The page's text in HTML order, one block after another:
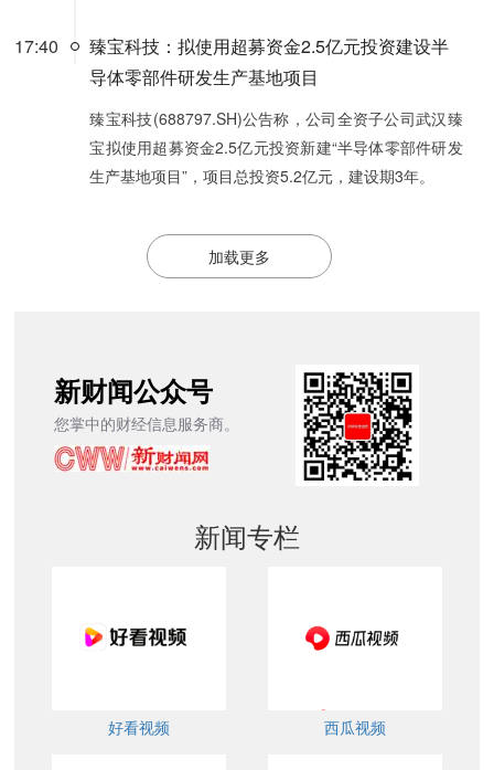
17:40
臻宝科技：拟使用超募资金2.5亿元投资建设半
导体零部件研发生产基地项目
臻宝科技(688797.SH)公告称，公司全资子公司武汉臻
宝拟使用超募资金2.5亿元投资新建“半导体零部件研发
生产基地项目”，项目总投资5.2亿元，建设期3年。
加载更多
新财闻公众号
您掌中的财经信息服务商。
新闻专栏
好看视频 西瓜视频